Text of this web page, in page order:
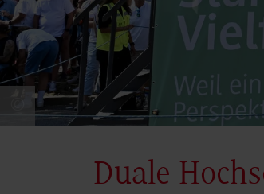
Duale